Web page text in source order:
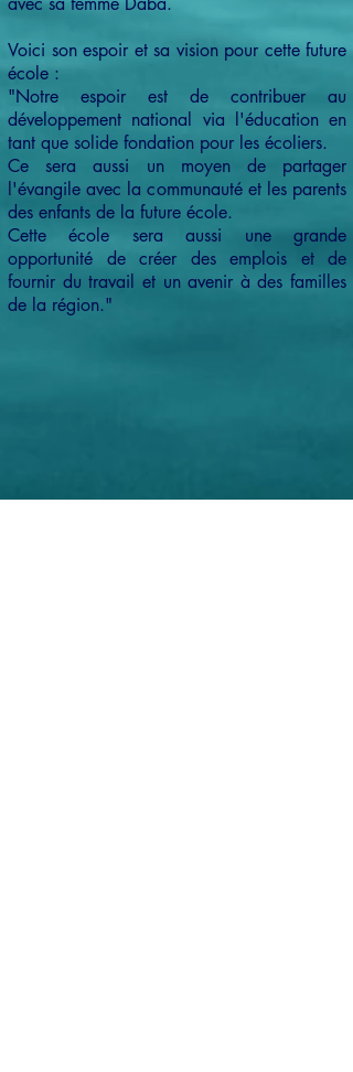
Voici son espoir et sa vision pour cette future
école :
"Notre espoir est de contribuer au
développement national via l'éducation en
tant que solide fondation pour les écoliers.
Ce sera aussi un moyen de partager
l'évangile avec la communauté et les parents
des enfants de la future école.
Cette école sera aussi une grande
opportunité de créer des emplois et de
fournir du travail et un avenir à des familles
de la région."